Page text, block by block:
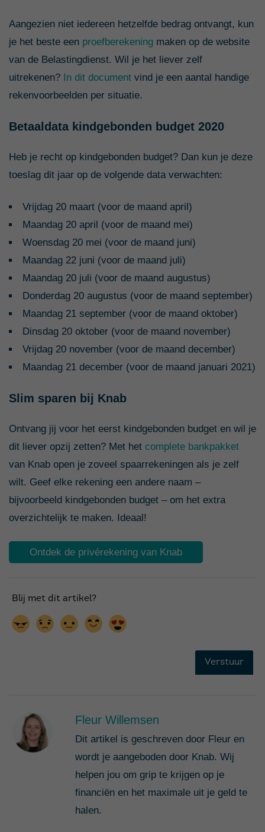
Aangezien niet iedereen hetzelfde bedrag ontvangt, kun
je het beste een proefberekening maken op de website
van de Belastingdienst. Wil je het liever zelf
uitrekenen? In dit document vind je een aantal handige
rekenvoorbeelden per situatie.
Betaaldata kindgebonden budget 2020
Heb je recht op kindgebonden budget? Dan kun je deze
toeslag dit jaar op de volgende data verwachten:
Vrijdag 20 maart (voor de maand april)
Maandag 20 april (voor de maand mei)
Woensdag 20 mei (voor de maand juni)
Maandag 22 juni (voor de maand juli)
Maandag 20 juli (voor de maand augustus)
Donderdag 20 augustus (voor de maand september)
Maandag 21 september (voor de maand oktober)
Dinsdag 20 oktober (voor de maand november)
Vrijdag 20 november (voor de maand december)
Maandag 21 december (voor de maand januari 2021)
Slim sparen bij Knab
Ontvang jij voor het eerst kindgebonden budget en wil je
dit liever opzij zetten? Met het complete bankpakket
van Knab open je zoveel spaarrekeningen als je zelf
wilt. Geef elke rekening een andere naam –
bijvoorbeeld kindgebonden budget – om het extra
overzichtelijk te maken. Ideaal!
Ontdek de privérekening van Knab
Fleur Willemsen
Dit artikel is geschreven door Fleur en
wordt je aangeboden door Knab. Wij
helpen jou om grip te krijgen op je
financiën en het maximale uit je geld te
halen.